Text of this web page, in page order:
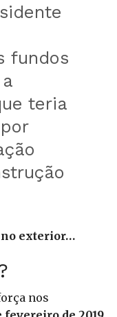
fundos
teria
no exterior…
nos